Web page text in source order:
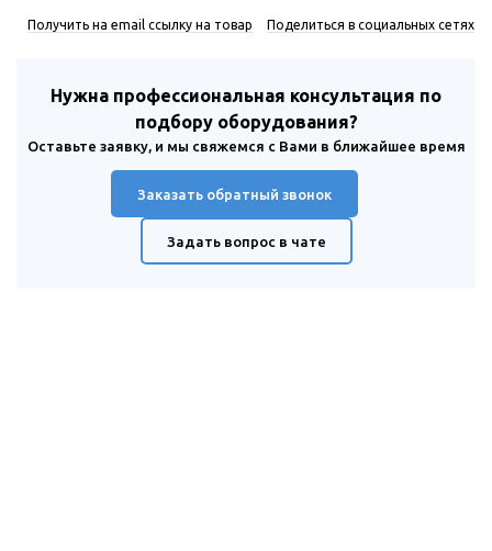
Получить на email ссылку на товар Поделиться в социальных сетях
Нужна профессиональная консультация по
подбору оборудования?
Оставьте заявку, и мы свяжемся с Вами в ближайшее время
Заказать обратный звонок
Задать вопрос в чате